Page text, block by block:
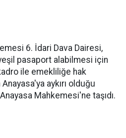
6. İdari Dava Dairesi,
pasaport alabilmesi için
ile emekliliğe hak
Anayasa'ya aykırı olduğu
Mahkemesi'ne taşıdı.